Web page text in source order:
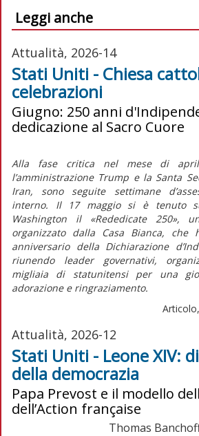
Leggi anche
Attualità, 2026-14
Stati Uniti - Chiesa
celebrazioni
Giugno: 250 anni
dedicazione al Sacro Cuore
Alla fase critica nel mese di
l’amministrazione Trump e la Santa
Iran, sono seguite settimane
interno. Il 17 maggio si è tenuto
Washington il «Rededicate 250»,
organizzato dalla Casa Bianca, che
anniversario della Dichiarazione
riunendo leader governativi,
migliaia di statunitensi per una
adorazione e ringraziamento.
Attualità, 2026-12
Stati Uniti - Leone XIV:
della democrazia
Papa Prevost e il modello
dell’Action française
Thomas